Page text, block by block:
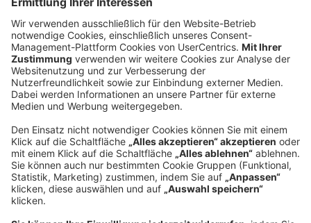
Hauptsitz
Roland Berger GmbH
Sederanger 1
80538 München
Deutschland
Fax:
+49 89 9230-8202
Mail:
Senden Sie eine Nachricht
NEWSROOM